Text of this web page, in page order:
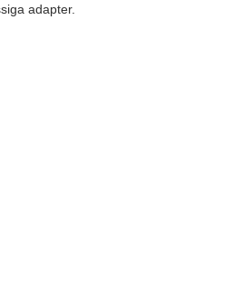
adapter.